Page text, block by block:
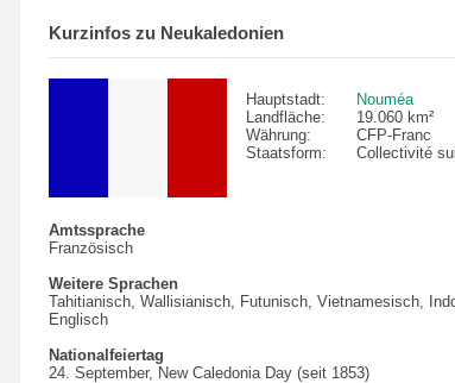
Kurzinfos zu Neukaledonien
Hauptstadt:
Nouméa
Landfläche:
19.060 km²
Währung:
CFP-Franc
Staatsform:
Collectivité
Amtssprache
Französisch
Weitere Sprachen
Tahitianisch, Wallisianisch, Futunisch, Vietnamesisch,
Englisch
Nationalfeiertag
24. September, New Caledonia Day (seit 1853)